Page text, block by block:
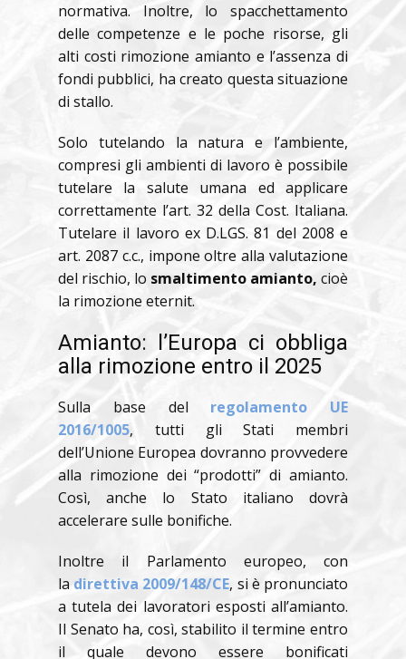
normativa. Inoltre, lo spacchettamento
delle competenze e le poche risorse, gli
alti costi rimozione amianto e l’assenza di
fondi pubblici, ha creato questa situazione
di stallo.
Solo tutelando la natura e l’ambiente,
compresi gli ambienti di lavoro è possibile
tutelare la salute umana ed applicare
correttamente l’art. 32 della Cost. Italiana.
Tutelare il lavoro ex D.LGS. 81 del 2008 e
art. 2087 c.c., impone oltre alla valutazione
del rischio, lo smaltimento amianto, cioè
la rimozione eternit.
Amianto: l’Europa ci obbliga
alla rimozione entro il 2025
Sulla base del regolamento UE
2016/1005, tutti gli Stati membri
dell’Unione Europea dovranno provvedere
alla rimozione dei “prodotti” di amianto.
Così, anche lo Stato italiano dovrà
accelerare sulle bonifiche.
Inoltre il Parlamento europeo, con
la direttiva 2009/148/CE, si è pronunciato
a tutela dei lavoratori esposti all’amianto.
Il Senato ha, così, stabilito il termine entro
il quale devono essere bonificati